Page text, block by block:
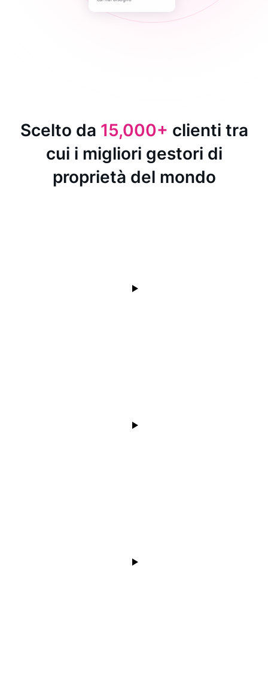
Scelto da 15,000+ clienti tra
cui i migliori gestori di
proprietà del mondo